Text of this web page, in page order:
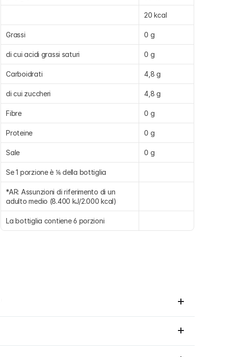
20 kcal
Grassi 0 g
di cui acidi grassi saturi 0 g
Carboidrati 4,8 g
di cui zuccheri 4,8 g
Fibre 0 g
Proteine 0 g
Sale 0 g
Se 1 porzione è ⅙ della bottiglia
*AR: Assunzioni di riferimento di un
adulto medio (8.400 kJ/2.000 kcal)
La bottiglia contiene 6 porzioni